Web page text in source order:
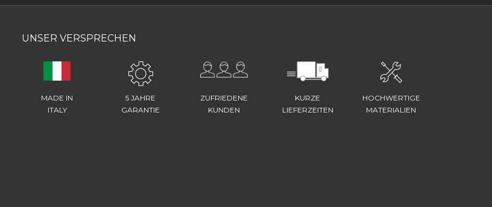
UNSER VERSPRECHEN
MADE IN
ITALY
5 JAHRE
GARANTIE
ZUFRIEDENE
KUNDEN
KURZE
LIEFERZEITEN
HOCHWERTIGE
MATERIALIEN